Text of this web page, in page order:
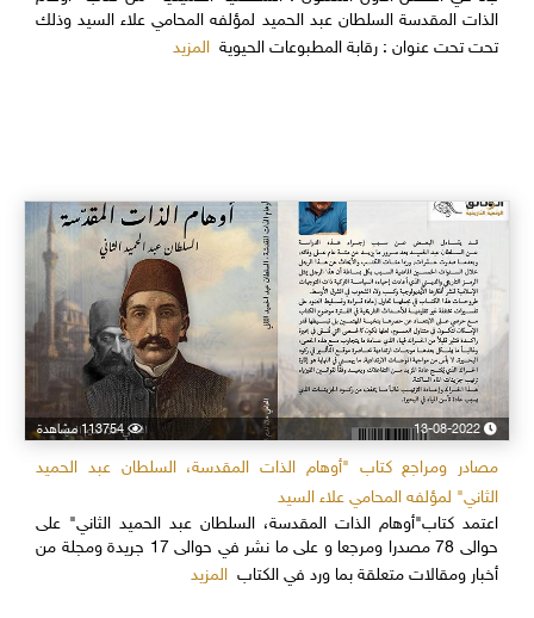
الذات المقدسة السلطان عبد الحميد لمؤلفه المحامي علاء السيد وذلك
تحت تحت عنوان : رقابة المطبوعات الحيويةالمزيد
13-08-2022 113754 مشاهدة
مصادر ومراجع كتاب "أوهام الذات المقدسة، السلطان عبد الحميد
الثاني" لمؤلفه المحامي علاء السيد
اعتمد كتاب"أوهام الذات المقدسة، السلطان عبد الحميد الثاني" على
حوالى 78 مصدرا ومرجعا و على ما نشر في حوالى 17 جريدة ومجلة من
أخبار ومقالات متعلقة بما ورد في الكتابالمزيد